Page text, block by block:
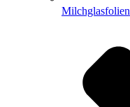
Milchglasfolien